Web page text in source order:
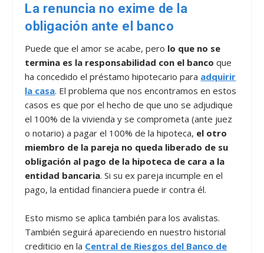
La renuncia no exime de la
obligación ante el banco
Puede que el amor se acabe, pero lo que no se
termina es la responsabilidad con el banco que
ha concedido el préstamo hipotecario para adquirir
la casa. El problema que nos encontramos en estos
casos es que por el hecho de que uno se adjudique
el 100% de la vivienda y se comprometa (ante juez
o notario) a pagar el 100% de la hipoteca, el otro
miembro de la pareja no queda liberado de su
obligación al pago de la hipoteca de cara a la
entidad bancaria. Si su ex pareja incumple en el
pago, la entidad financiera puede ir contra él.
Esto mismo se aplica también para los avalistas.
También seguirá apareciendo en nuestro historial
crediticio en la Central de Riesgos del Banco de